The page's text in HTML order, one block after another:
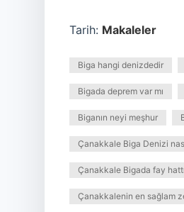
Tarih: Makaleler
Biga hangi denizdedir
Bigada deprem var mı
Biganın neyi meşhur
Çanakkale Biga Denizi
Çanakkale Bigada fay
Çanakkalenin en sağlam